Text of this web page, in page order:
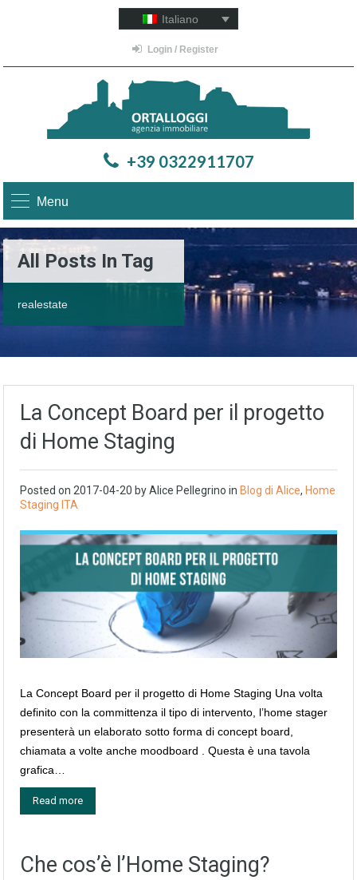
Italiano
Login / Register
+39 0322911707
Menu
All Posts In Tag
realestate
La Concept Board per il progetto
di Home Staging
Posted on 2017-04-20 byAlice Pellegrino in Blog di Alice, Home
Staging ITA
La Concept Board per il progetto di Home Staging Una volta
definito con la committenza il tipo di intervento, l’home stager
presenterà un elaborato sotto forma di concept board,
chiamata a volte anche moodboard . Questa è una tavola
grafica…
Read more
Che cos’è l’Home Staging?